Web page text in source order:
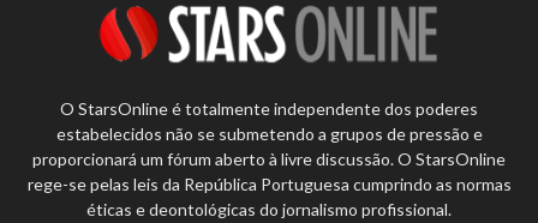
O StarsOnline é totalmente independente dos poderes
estabelecidos não se submetendo a grupos de pressão e
proporcionará um fórum aberto à livre discussão. O StarsOnline
rege-se pelas leis da República Portuguesa cumprindo as normas
éticas e deontológicas do jornalismo profissional.